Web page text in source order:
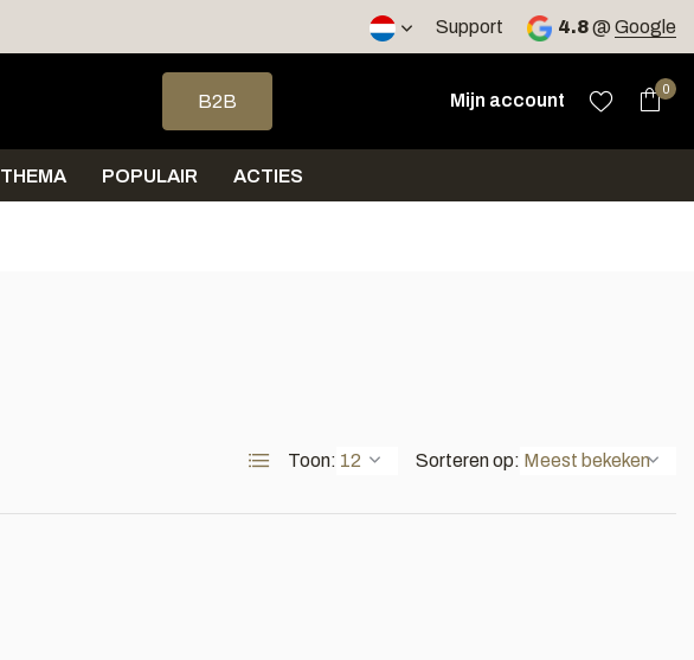
Support 4.8@ Google
Gebruik de pijltjes op en neer om een beschikbaar resultaat te selecteren. Druk
B2B
Mijn account
0
THEMA POPULAIR ACTIES
Toon: Sorteren op: